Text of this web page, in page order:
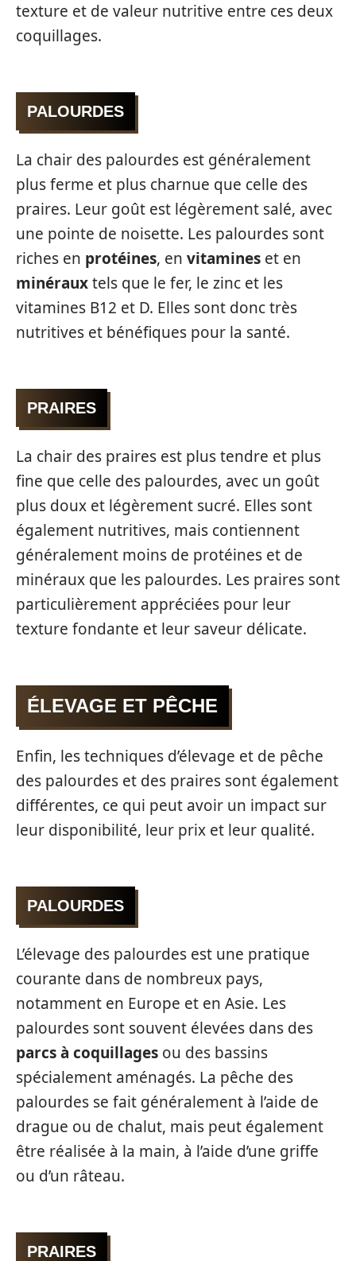
texture et de valeur nutritive entre ces deux
coquillages.
PALOURDES
La chair des palourdes est généralement
plus ferme et plus charnue que celle des
praires. Leur goût est légèrement salé, avec
une pointe de noisette. Les palourdes sont
riches en protéines, en vitamines et en
minérauxtels que le fer, le zinc et les
vitamines B12 et D. Elles sont donc très
nutritives et bénéfiques pour la santé.
PRAIRES
La chair des praires est plus tendre et plus
fine que celle des palourdes, avec un goût
plus doux et légèrement sucré. Elles sont
également nutritives, mais contiennent
généralement moins de protéines et de
minéraux que les palourdes. Les praires sont
particulièrement appréciées pour leur
texture fondante et leur saveur délicate.
ÉLEVAGE ET PÊCHE
Enfin, les techniques d’élevage et de pêche
des palourdes et des praires sont également
différentes, ce qui peut avoir un impact sur
leur disponibilité, leur prix et leur qualité.
PALOURDES
L’élevage des palourdes est une pratique
courante dans de nombreux pays,
notamment en Europe et en Asie. Les
palourdes sont souvent élevées dans des
parcs à coquillages ou des bassins
spécialement aménagés. La pêche des
palourdes se fait généralement à l’aide de
drague ou de chalut, mais peut également
être réalisée à la main, à l’aide d’une griffe
ou d’un râteau.
PRAIRES